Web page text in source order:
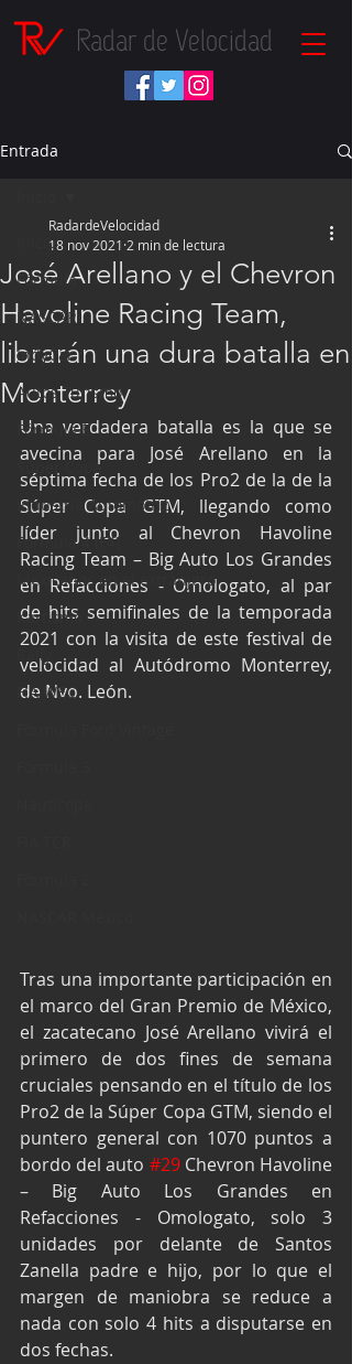
Radar de Velocidad
Entrada
Inicio
Fórmula 1
NASCAR
IndyCar
Autos Turismo
Fórmula E
Súper Copa
Industria Automotriz
Fórmula 4 (F4)
Mexicanos en el extranjero
Kartismo
Rally
FIA WEC
José Arellano y el Chevron
Havoline Racing Team,
librarán una dura batalla en
Monterrey
RadardeVelocidad
18 nov 2021 2 min de lectura
Una verdadera batalla es la que se
avecina para José Arellano en la
séptima fecha de los Pro2 de la de la
Súper Copa GTM, llegando como
líder junto al Chevron Havoline
Racing Team – Big Auto Los Grandes
en Refacciones - Omologato, al par
de hits semifinales de la temporada
2021 con la visita de este festival de
velocidad al Autódromo Monterrey,
de Nvo. León.
Tras una importante participación en
el marco del Gran Premio de México,
el zacatecano José Arellano vivirá el
primero de dos fines de semana
cruciales pensando en el título de los
Pro2 de la Súper Copa GTM, siendo el
puntero general con 1070 puntos a
bordo del auto #29 Chevron Havoline
– Big Auto Los Grandes en
Refacciones - Omologato, solo 3
unidades por delante de Santos
Zanella padre e hijo, por lo que el
margen de maniobra se reduce a
nada con solo 4 hits a disputarse en
dos fechas.